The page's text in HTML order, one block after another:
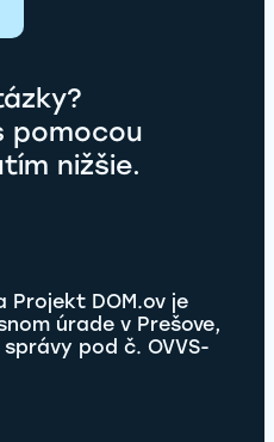
pomocou
nižšie.
Projekt DOM.ov je
úrade v Prešove,
pod č. OVVS-